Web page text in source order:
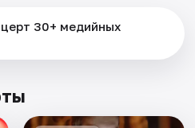
30+ медийных